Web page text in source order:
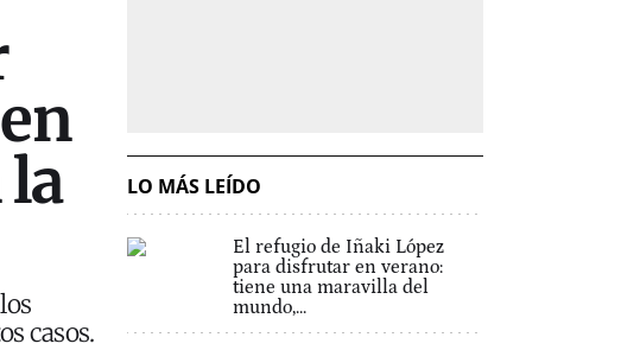
la
casos.
LO MÁS LEÍDO
El refugio de Iñaki López
para disfrutar en verano:
tiene una maravilla del
mundo,...